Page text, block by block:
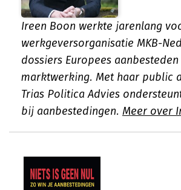
Ireen Boon werkte jarenlang
werkgeversorganisatie MKB-
dossiers Europees aanbesteden
marktwerking. Met haar public
Trias Politica Advies
bij aanbestedingen. Meer over